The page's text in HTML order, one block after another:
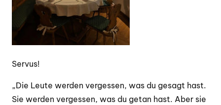
Servus!
„Die Leute werden vergessen, was du gesagt hast.
Sie werden vergessen, was du getan hast. Aber sie